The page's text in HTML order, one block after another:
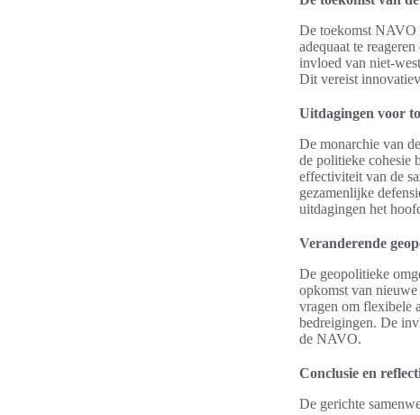
De toekomst NAVO
adequaat te
invloed van niet-
Dit vereist
Uitdagingen voor
De monarchie van
de politieke cohesie
effectiviteit van de
gezamenlijke
uitdagingen het
Veranderende
De geopolitieke
opkomst van
vragen om flexibele
bedreigingen. De
de NAVO.
Conclusie en
De gerichte